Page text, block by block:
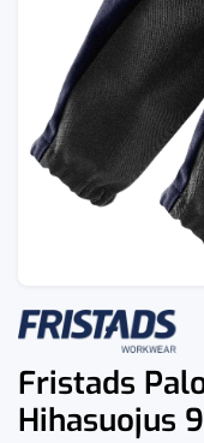
Fristads
Hihasuojus